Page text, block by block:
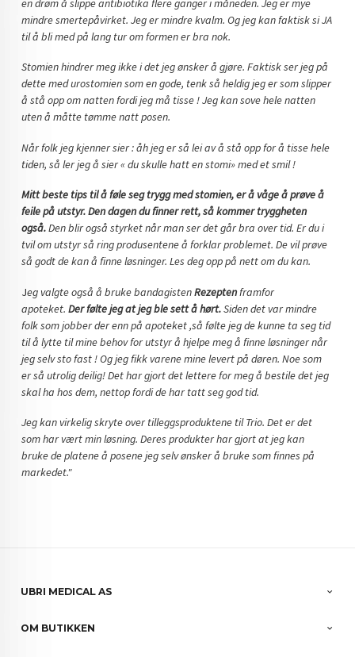
en drøm å slippe antibiotika flere ganger i måneden. Jeg er mye
mindre smertepåvirket. Jeg er mindre kvalm. Og jeg kan faktisk si JA
til å bli med på lang tur om formen er bra nok.
Stomien hindrer meg ikke i det jeg ønsker å gjøre. Faktisk ser jeg på
dette med urostomien som en gode, tenk så heldig jeg er som slipper
å stå opp om natten fordi jeg må tisse ! Jeg kan sove hele natten
uten å måtte tømme natt posen.
Når folk jeg kjenner sier : åh jeg er så lei av å stå opp for å tisse hele
tiden, så ler jeg å sier « du skulle hatt en stomi» med et smil !
Mitt beste tips til å føle seg trygg med stomien, er å våge å prøve å
feile på utstyr. Den dagen du finner rett, så kommer tryggheten
også.Den blir også styrket når man ser det går bra over tid. Er du i
tvil om utstyr så ring produsentene å forklar problemet. De vil prøve
så godt de kan å finne løsninger. Les deg opp på nett om du kan.
Jeg valgte også å bruke bandagistenRezeptenframfor
apoteket.Der følte jeg at jeg ble sett å hørt.Siden det var mindre
folk som jobber der enn på apoteket ,så følte jeg de kunne ta seg tid
til å lytte til mine behov for utstyr å hjelpe meg å finne løsninger når
jeg selv sto fast ! Og jeg fikk varene mine levert på døren. Noe som
er så utrolig deilig! Det har gjort det lettere for meg å bestile det jeg
skal ha hos dem, nettop fordi de har tatt seg god tid.
Jeg kan virkelig skryte over tilleggsproduktene til Trio. Det er det
som har vært min løsning. Deres produkter har gjort at jeg kan
bruke de platene å posene jeg selv ønsker å bruke som finnes på
markedet."
UBRI MEDICAL AS
OM BUTIKKEN